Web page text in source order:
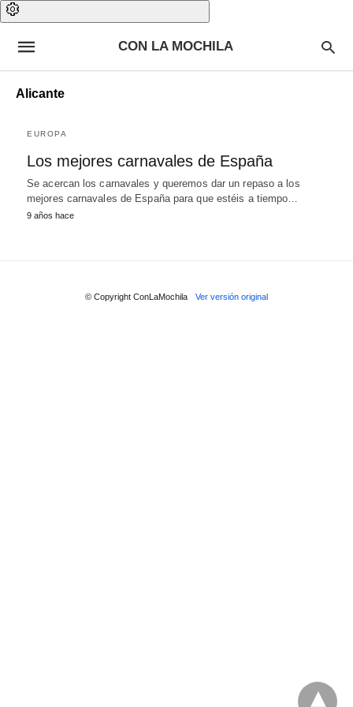
CON LA MOCHILA
Alicante
EUROPA
Los mejores carnavales de España
Se acercan los carnavales y queremos dar un repaso a los
mejores carnavales de España para que estéis a tiempo…
9 años hace
© Copyright ConLaMochila Ver versión original